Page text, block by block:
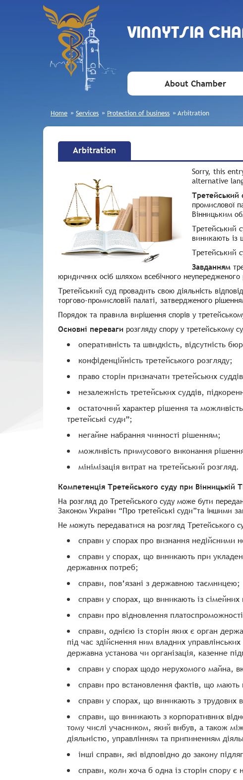
VINNYTSIA
About Chamber
Home » Services » Protection of business » Arbitration
Arbitration
Sorry, this
alternative
Третейський
промислової
Вінницьким
Третейський
виникають із
Третейський
Завданням
юридичних осіб шляхом всебічного неупередженого
Третейський суд провадить свою діяльність
торгово-промисловій палаті, затвердженого
Порядок та правила вирішення спорів у
Основні переваги розгляду спору у третейському
оперативність та швидкість, відсутність
конфіденційність третейського розгляду;
право сторін призначати третейських
незалежність третейських суддів,
остаточний характер рішення та
третейські суди”;
негайне набрання чинності рішенням;
можливість примусового виконання
мінімізація витрат на третейський розгляд.
Компетенція Третейського суду при Вінницькій
На розгляд до Третейського суду може бути
Законом України “Про третейські суди”та іншими
Не можуть передаватися на розгляд Третейського
справи у спорах про визнання недійсними
справи у спорах, що виникають при
державних потреб;
справи, пов’язані з державною таємницею;
справи у спорах, що виникають із
справи про відновлення
справи, однією із сторін яких є орган
під час здійснення ним владних
державна установа чи організація, казенне
справи у спорах щодо нерухомого майна,
справи про встановлення фактів, що
справи у спорах, що виникають з трудових
справи, що виникають з корпоративних
тому числі учасником, який вибув, а також
діяльністю, управлінням та припиненням
інші справи, які відповідно до закону
справи, коли хоча б одна із сторін спору є